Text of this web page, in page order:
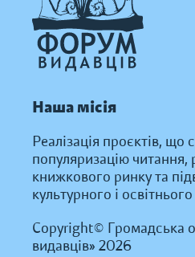
Наша місія
Реалізація проєктів, що
популяризацію читання,
книжкового ринку та
культурного і
Copyright© Громадська
видавців» 2026